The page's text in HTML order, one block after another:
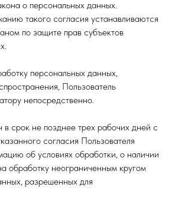
о персональных данных.
такого согласия устанавливаются
по защите прав субъектов
персональных данных,
Пользователь
непосредственно.
в срок не позднее трех рабочих дней с
согласия Пользователя
об условиях обработки, о наличии
обработку неограниченным кругом
разрешенных для